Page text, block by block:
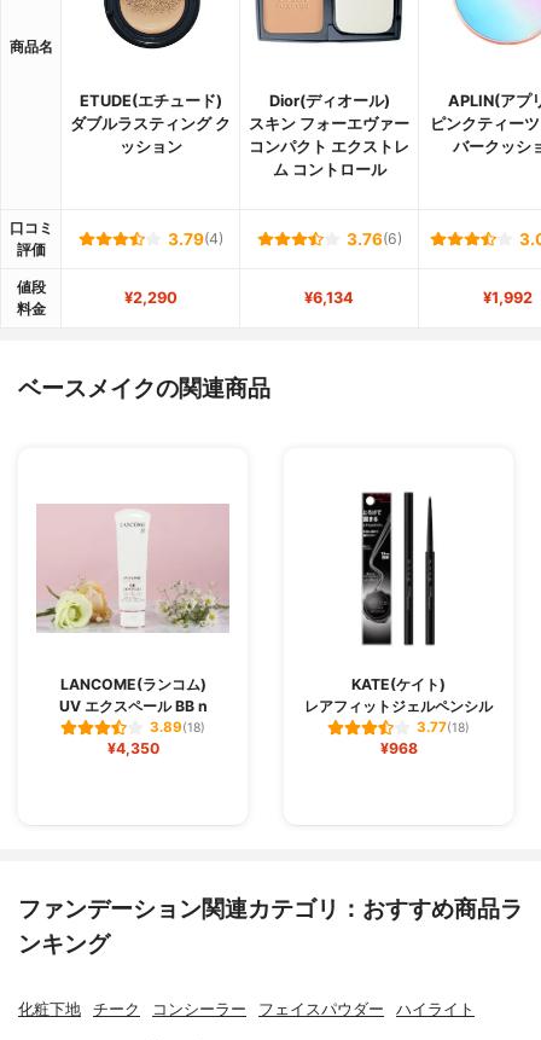
商品名
ETUDE(エチュード)
ダブルラスティング ク
ッション
Dior(ディオール)
スキン フォーエヴァー
コンパクト エクストレ
ム コントロール
APLIN(アプ
ピンクティー
バークッシ
口コミ
評価
3.79(4) 3.76(6)
値段
料金
¥2,290 ¥6,134 ¥1,992
ベースメイクの関連商品
LANCOME(ランコム)
UV エクスペール BB n
3.89(18)
¥4,350
KATE(ケイト)
レアフィットジェルペンシル
3.77(18)
¥968
ファンデーション関連カテゴリ：おすすめ商品ラ
ンキング
化粧下地 チーク コンシーラー フェイスパウダー ハイライト